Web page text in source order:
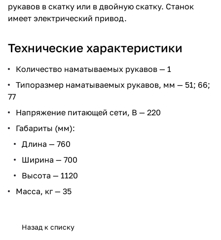
рукавов в скатку или в двойную скатку. Станок
имеет электрический привод.
Технические характеристики
Количество наматываемых рукавов — 1
Типоразмер наматываемых рукавов, мм — 51; 66;
77
Напряжение питающей сети, В — 220
Габариты (мм):
Длина — 760
Ширина — 700
Высота — 1120
Масса, кг — 35
Назад к списку